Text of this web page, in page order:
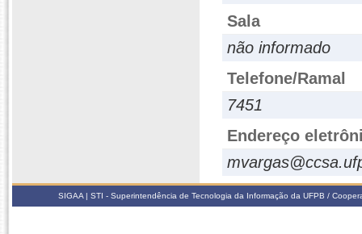
Sala
não informado
Telefone/Ramal
7451
Endereço
SIGAA | STI - Superintendência de Tecnologia da Informação da UFPB /